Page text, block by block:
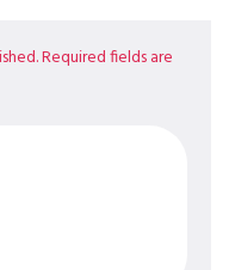
Required fields are